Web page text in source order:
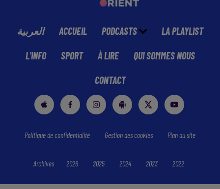
العربية ACCUEIL PODCASTS LA PLAYLIST
L'INFO SPORT À LIRE QUI SOMMES NOUS
CONTACT
Politique de confidentialité Gestion des cookies Plan du site
Archives 2026 2025 2024 2023 2022